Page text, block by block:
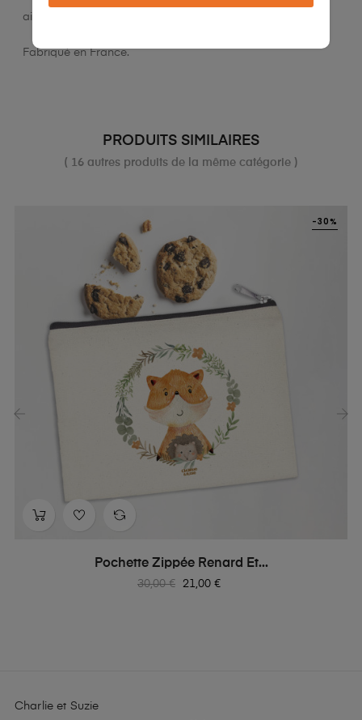
air intérieur sain.
Fabriqué en France.
PRODUITS SIMILAIRES
( 16 autres produits de la même catégorie )
Pochette Zippée Renard Et...
Prix
30,00 €
-30%
Prix
21,00 €
Charlie et Suzie